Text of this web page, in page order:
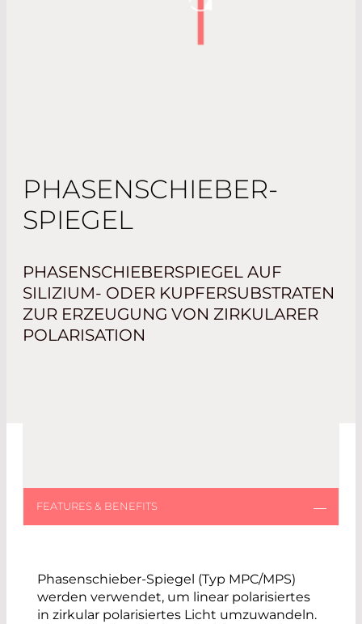
PHASENSCHIEBER-
SPIEGEL
PHASENSCHIEBERSPIEGEL AUF
SILIZIUM- ODER KUPFERSUBSTRATEN
ZUR ERZEUGUNG VON ZIRKULARER
POLARISATION
Phasenschieber-Spiegel (Typ MPC/MPS)
werden verwendet, um linear polarisiertes
in zirkular polarisiertes Licht umzuwandeln.